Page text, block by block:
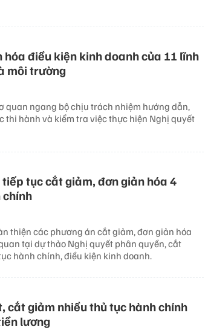
điều kiện kinh doanh của 11 lĩnh
môi trường
quan ngang bộ chịu trách nhiệm hướng dẫn,
thi hành và kiểm tra việc thực hiện Nghị quyết
tục cắt giảm, đơn giản hóa 4
chính
thiện các phương án cắt giảm, đơn giản hóa
tại dự thảo Nghị quyết phân quyền, cắt
hành chính, điều kiện kinh doanh.
cắt giảm nhiều thủ tục hành chính
lương